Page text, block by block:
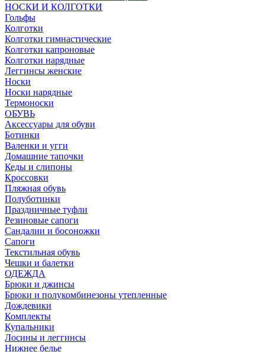
НОСКИ И КОЛГОТКИ
Гольфы
Колготки
Колготки гимнастические
Колготки капроновые
Колготки нарядные
Леггинсы женские
Носки
Носки нарядные
Термоноски
ОБУВЬ
Аксессуары для обуви
Ботинки
Валенки и угги
Домашние тапочки
Кеды и слипоны
Кроссовки
Пляжная обувь
Полуботинки
Праздничные туфли
Резиновые сапоги
Сандалии и босоножки
Сапоги
Текстильная обувь
Чешки и балетки
ОДЕЖДА
Брюки и джинсы
Брюки и полукомбинезоны утепленные
Дождевики
Комплекты
Купальники
Лосины и леггинсы
Нижнее белье